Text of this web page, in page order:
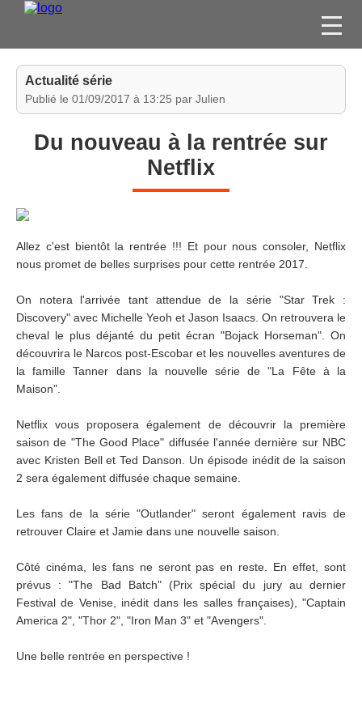
FILMS
JEUX VIDÉO
ESPACE
MEMBRE
Actualité série
Publié le 01/09/2017 à 13:25 par Julien
Du nouveau à la rentrée sur
Netflix
Allez c'est bientôt la rentrée !!! Et pour nous consoler, Netflix
nous promet de belles surprises pour cette rentrée 2017.
On notera l'arrivée tant attendue de la série "Star Trek :
Discovery" avec Michelle Yeoh et Jason Isaacs. On retrouvera le
cheval le plus déjanté du petit écran "Bojack Horseman". On
découvrira le Narcos post-Escobar et les nouvelles aventures de
la famille Tanner dans la nouvelle série de "La Fête à la
Maison".
Netflix vous proposera également de découvrir la première
saison de "The Good Place" diffusée l'année dernière sur NBC
avec Kristen Bell et Ted Danson. Un épisode inédit de la saison
2 sera également diffusée chaque semaine.
Les fans de la série "Outlander" seront également ravis de
retrouver Claire et Jamie dans une nouvelle saison.
Côté cinéma, les fans ne seront pas en reste. En effet, sont
prévus : "The Bad Batch" (Prix spécial du jury au dernier
Festival de Venise, inédit dans les salles françaises), "Captain
America 2", "Thor 2", "Iron Man 3" et "Avengers".
Une belle rentrée en perspective !